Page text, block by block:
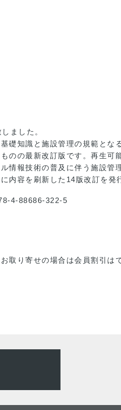
ました。
礎知識と施設管理の規範とな
のの最新改訂版です。再生可
情報技術の普及に伴う施設管
内容を刷新した14版改訂を発
4-88686-322-5
取り寄せの場合は会員割引は